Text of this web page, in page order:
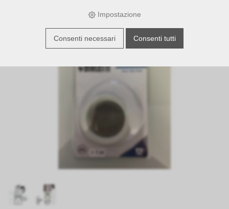
Impostazione
Consenti necessari Consenti tutti